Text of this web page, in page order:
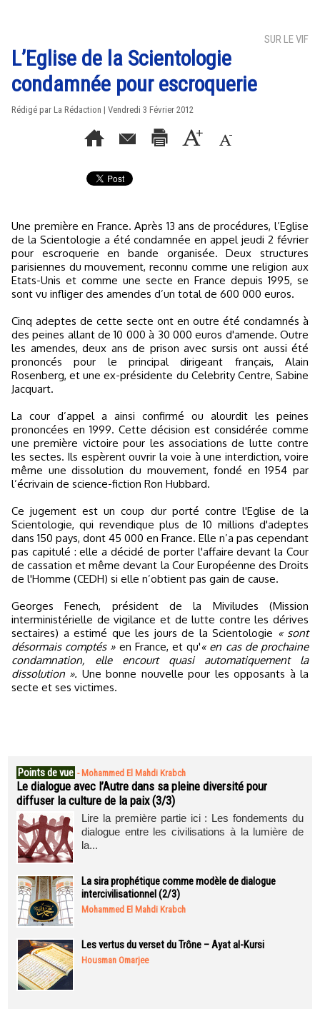
SUR LE VIF
L’Eglise de la Scientologie
condamnée pour escroquerie
Rédigé par La Rédaction | Vendredi 3 Février 2012
Une première en France. Après 13 ans de procédures, l’Eglise
de la Scientologie a été condamnée en appel jeudi 2 février
pour escroquerie en bande organisée. Deux structures
parisiennes du mouvement, reconnu comme une religion aux
Etats-Unis et comme une secte en France depuis 1995, se
sont vu infliger des amendes d’un total de 600 000 euros.
Cinq adeptes de cette secte ont en outre été condamnés à
des peines allant de 10 000 à 30 000 euros d'amende. Outre
les amendes, deux ans de prison avec sursis ont aussi été
prononcés pour le principal dirigeant français, Alain
Rosenberg, et une ex-présidente du Celebrity Centre, Sabine
Jacquart.
La cour d’appel a ainsi confirmé ou alourdit les peines
prononcées en 1999. Cette décision est considérée comme
une première victoire pour les associations de lutte contre
les sectes. Ils espèrent ouvrir la voie à une interdiction, voire
même une dissolution du mouvement, fondé en 1954 par
l’écrivain de science-fiction Ron Hubbard.
Ce jugement est un coup dur porté contre l'Eglise de la
Scientologie, qui revendique plus de 10 millions d'adeptes
dans 150 pays, dont 45 000 en France. Elle n’a pas cependant
pas capitulé : elle a décidé de porter l'affaire devant la Cour
de cassation et même devant la Cour Européenne des Droits
de l'Homme (CEDH) si elle n’obtient pas gain de cause.
Georges Fenech, président de la Miviludes (Mission
interministérielle de vigilance et de lutte contre les dérives
sectaires) a estimé que les jours de la Scientologie « sont
désormais comptés »en France, et qu'« en cas de prochaine
condamnation, elle encourt quasi automatiquement la
dissolution ». Une bonne nouvelle pour les opposants à la
secte et ses victimes.
Points de vue - Mohammed El Mahdi Krabch
Le dialogue avec l’Autre dans sa pleine diversité pour
diffuser la culture de la paix (3/3)
Lire la première partie ici : Les fondements du
dialogue entre les civilisations à la lumière de
la...
La sira prophétique comme modèle de dialogue
intercivilisationnel (2/3)
Mohammed El Mahdi Krabch
Les vertus du verset du Trône – Ayat al-Kursi
Housman Omarjee